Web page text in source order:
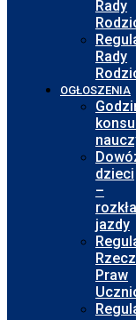
Rady
Rady
OGŁOSZENIA
dzieci
–
jazdy
Praw